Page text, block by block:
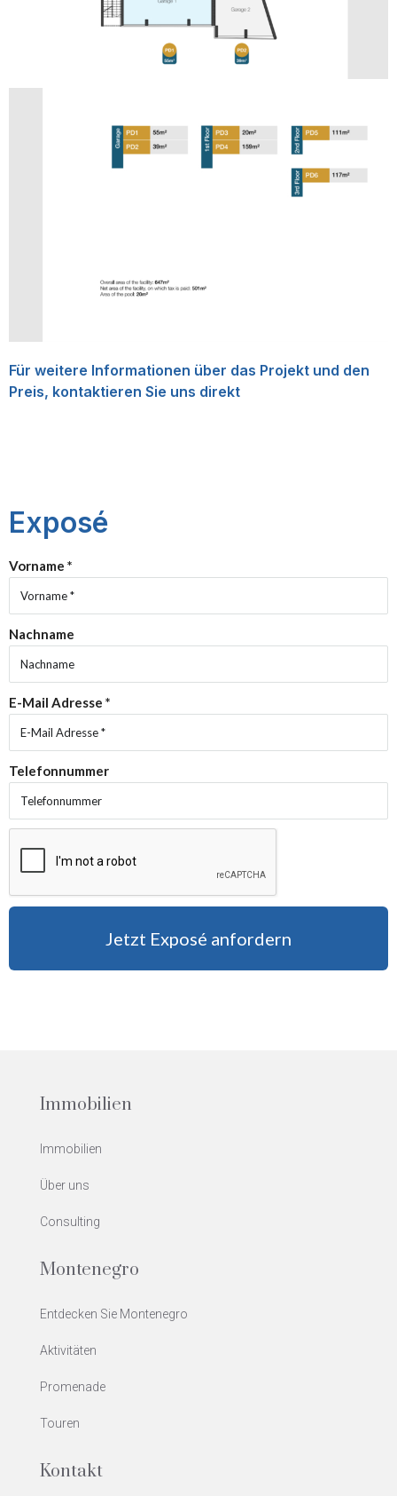
Für weitere Informationen über das Projekt und den
Preis, kontaktieren Sie uns direkt
Exposé
Vorname *
Nachname
E-Mail Adresse *
Telefonnummer
Jetzt Exposé anfordern
Immobilien
Immobilien
Über uns
Consulting
Montenegro
Entdecken Sie Montenegro
Aktivitäten
Promenade
Touren
Kontakt